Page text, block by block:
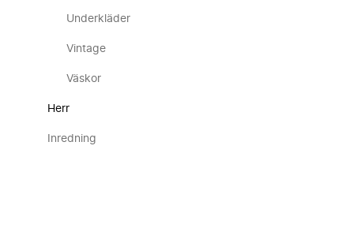
Underkläder
Vintage
Väskor
Herr
Inredning